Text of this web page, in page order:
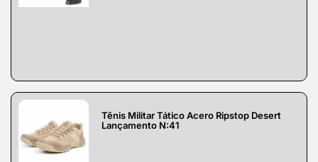
Tênis Militar Tático Acero Ripstop Desert
Lançamento N:41